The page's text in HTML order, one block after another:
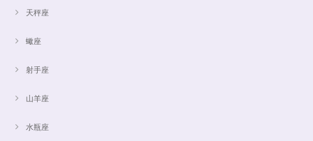
天秤座
蠍座
射手座
山羊座
水瓶座